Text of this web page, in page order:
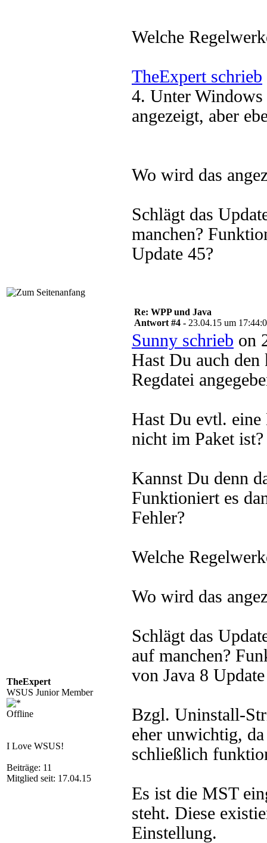
Welche
TheExpert schrieb
4. Unter
angezeigt, aber
Wo wird das
Schlägt das
manchen?
Update 45?
TheExpert
WSUS Junior Member
Offline
I Love WSUS!
Beiträge: 11
Mitglied seit: 17.04.15
Re: WPP und Java
Antwort #4 - 23.04.15 um
Sunny schrieb on
Hast Du auch
Regdatei
Hast Du evtl. eine
nicht im Paket ist?
Kannst Du denn
Funktioniert es
Fehler?
Welche
Wo wird das
Schlägt das
auf manchen?
von Java 8
Bzgl. Uninstall-
eher unwichtig,
schließlich
Es ist die MST
steht. Diese
Einstellung.